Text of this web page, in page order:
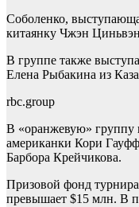
Соболенко,
китаянку Чжэн
В группе также
Елена Рыбакина из
rbc.group
В «оранжевую» группу
американки Кори
Барбора Крейчикова.
Призовой фонд
превышает $15 млн. В